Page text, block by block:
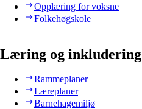
Opplæring for voksne
Folkehøgskole
Læring og inkludering
Rammeplaner
Læreplaner
Barnehagemiljø